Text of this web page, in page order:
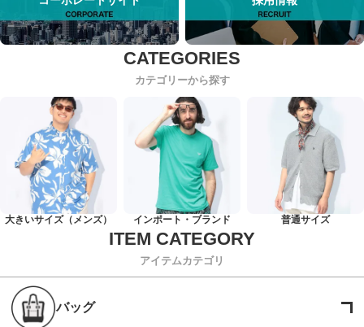
カテゴリーから探す
大きいサイズ（メンズ） インポート・ブランド 普通サイズ
アイテムカテゴリ
バッグ